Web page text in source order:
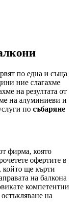
по една и съща
ние слагахме
на резултата от
на алуминиеви и
по събаряне
фирма, която
офертите в
който ще кърти
на балкона
компетентни
на